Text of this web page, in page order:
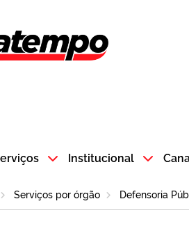
Logo do
Institucional
Serviços por órgão Defensoria